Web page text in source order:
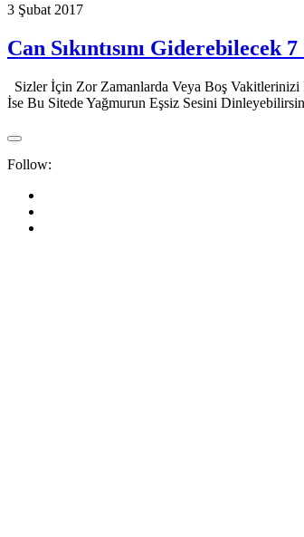
3 Şubat 2017
Can Sıkıntısını Giderebilecek 7
Sizler İçin Zor Zamanlarda Veya Boş
İse Bu Sitede Yağmurun Eşsiz Sesini
Follow: